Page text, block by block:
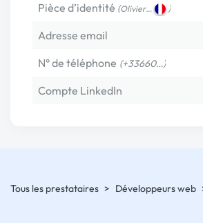
Pièce d’identité (Olivier… )
Adresse email
N° de téléphone (+33660…)
Compte LinkedIn
Tous les prestataires > Développeurs web